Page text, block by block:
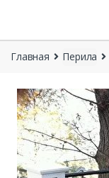
Главная Перила